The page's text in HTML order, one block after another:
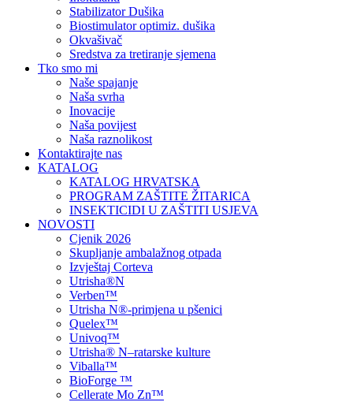
Stabilizator Dušika
Biostimulator optimiz. dušika
Okvašivač
Sredstva za tretiranje sjemena
Tko smo mi
Naše spajanje
Naša svrha
Inovacije
Naša povijest
Naša raznolikost
Kontaktirajte nas
KATALOG
KATALOG HRVATSKA
PROGRAM ZAŠTITE ŽITARICA
INSEKTICIDI U ZAŠTITI USJEVA
NOVOSTI
Cjenik 2026
Skupljanje ambalažnog otpada
Izvještaj Corteva
Utrisha®N
Verben™
Utrisha N®-primjena u pšenici
Quelex™
Univoq™
Utrisha® N–ratarske kulture
Viballa™
BioForge ™
Cellerate Mo Zn™